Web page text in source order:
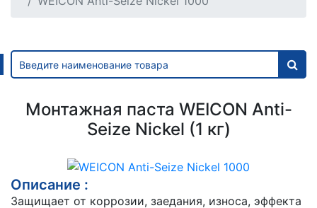
Монтажная паста WEICON Anti-
Seize Nickel (1 кг)
Описание :
Защищает от коррозии, заедания, износа, эффекта